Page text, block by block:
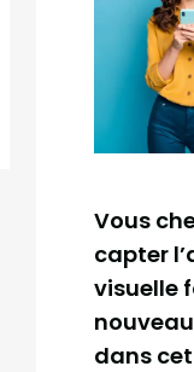
Vous
capter
visuelle
dans